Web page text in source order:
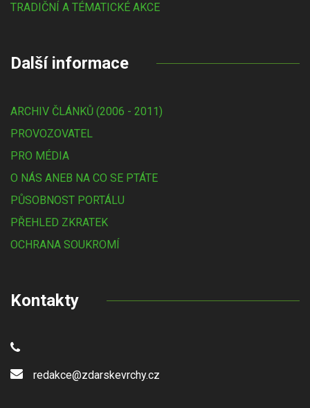
TRADIČNÍ A TÉMATICKÉ AKCE
Další informace
ARCHIV ČLÁNKŮ (2006 - 2011)
PROVOZOVATEL
PRO MÉDIA
O NÁS ANEB NA CO SE PTÁTE
PŮSOBNOST PORTÁLU
PŘEHLED ZKRATEK
OCHRANA SOUKROMÍ
Kontakty
redakce@zdarskevrchy.cz